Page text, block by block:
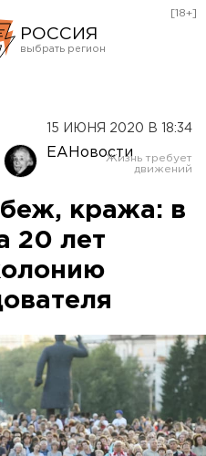
РОССИЯ
Оренбург
[18+]
15 ИЮНЯ 2020 В 18:34
ЕАНовости
кража: в
20 лет